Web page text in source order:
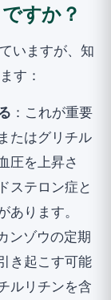
すか？
いますが、知
す：
：これが重要
たはグリチル
圧を上昇さ
ステロン症と
ります。
ンゾウの定期
き起こす可能
ルリチンを含